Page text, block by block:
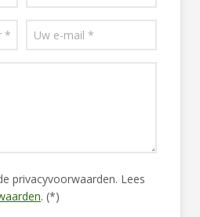
privacyvoorwaarden. Lees
. (*)